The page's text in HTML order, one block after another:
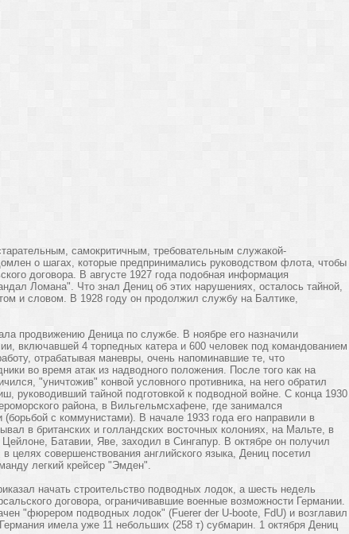
самокритичным, требовательным служакой-
о шагах, которые предпринимались руководством флота, чтобы
договора. В августе 1927 года подобная информация
Ломана". Что знал Дениц об этих нарушениях, осталось тайной,
и словом. В 1928 году он продолжил службу на Балтике,
продвижению Деница по службе. В ноябре его назначили
включавшей 4 торпедных катера и 600 человек под командованием
отрабатывая маневры, очень напоминавшие те, что
во время атак из надводного положения. После того как на
"уничтожив" конвой условного противника, на него обратил
руководивший тайной подготовкой к подводной войне. С конца 1930
района, в Вильгельмсхафене, где занимался
(борьбой с коммунистами). В начале 1933 года его направили в
в британских и голландских восточных колониях, на Мальте, в
Батавии, Яве, заходил в Сингапур. В октябре он получил
целях совершенствования английского языка, Дениц посетил
легкий крейсер "Эмден".
начать строительство подводных лодок, а шесть недель
договора, ограничивавшие военные возможности Германии.
"фюрером подводных лодок" (Fuerer der U-boote, FdU) и возглавил
имела уже 11 небольших (258 т) субмарин. 1 октября Дениц